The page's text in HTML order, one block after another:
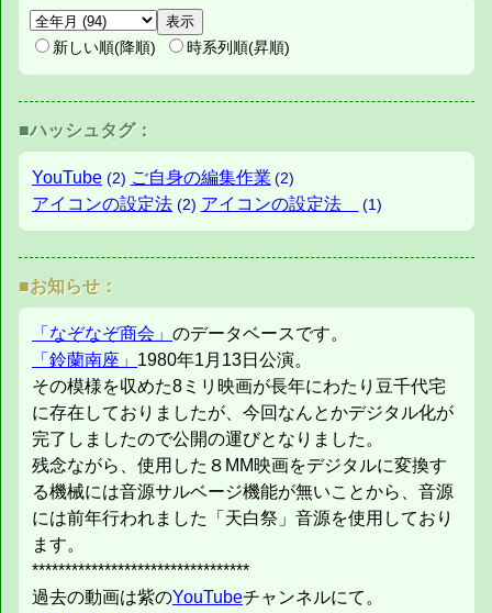
新しい順(降順) 時系列順(昇順)
■ハッシュタグ：
YouTube (2) ご自身の編集作業 (2)
アイコンの設定法 (2) アイコンの設定法 (1)
■お知らせ：
「なぞなぞ商会」 のデータベースです。
「鈴蘭南座」 1980年1月13日公演。
その模様を収めた8ミリ映画が長年にわたり豆千代宅
に存在しておりましたが、今回なんとかデジタル化が
完了しましたので公開の運びとなりました。
残念ながら、使用した８MM映画をデジタルに変換す
る機械には音源サルベージ機能が無いことから、音源
には前年行われました「天白祭」音源を使用しており
ます。
*********************************
過去の動画は紫のYouTubeチャンネルにて。